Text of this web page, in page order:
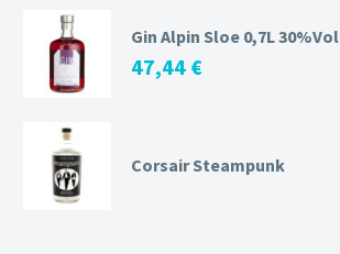
Gin Alpin Sloe 0,7L 30%Vol
47,44 €
Corsair Steampunk